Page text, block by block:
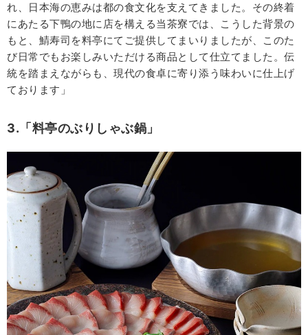
れ、日本海の恵みは都の食文化を支えてきました。その終着
にあたる下鴨の地に店を構える当茶寮では、こうした背景の
もと、鯖寿司を料亭にてご提供してまいりましたが、このた
び日常でもお楽しみいただける商品として仕立てました。伝
統を踏まえながらも、現代の食卓に寄り添う味わいに仕上げ
ております」
3.「料亭のぶりしゃぶ鍋」